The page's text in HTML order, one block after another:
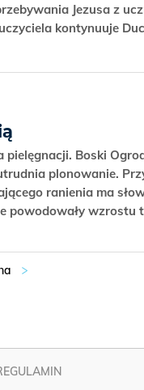
Jezusa z
kontynuuje
Boski
plonowanie.
ranienia ma
powodowały wzrostu